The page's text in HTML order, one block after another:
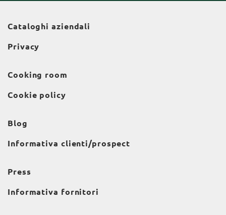
Cataloghi aziendali
Privacy
Cooking room
Cookie policy
Blog
Informativa clienti/prospect
Press
Informativa fornitori